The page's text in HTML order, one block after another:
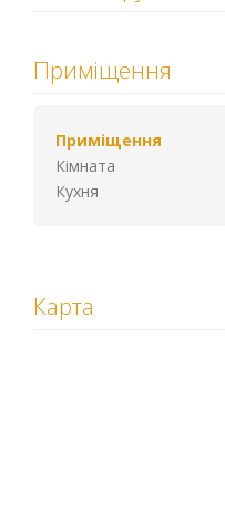
Приміщення
Приміщення
Кімната
Кухня
Карта